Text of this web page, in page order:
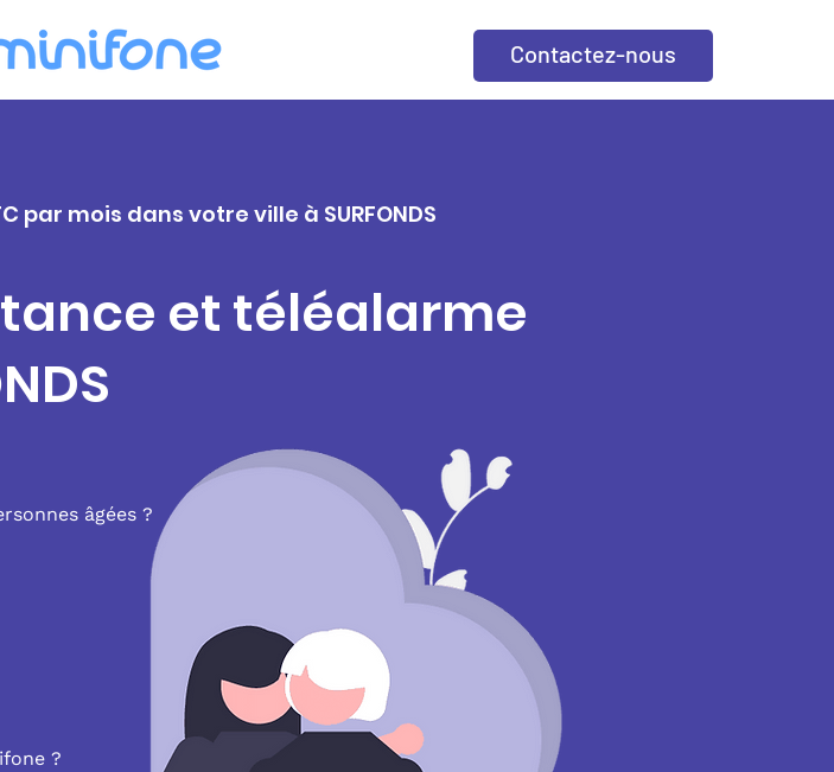
Contactez-nous
mois dans votre ville à SURFONDS
et téléalarme
âgées ?
?